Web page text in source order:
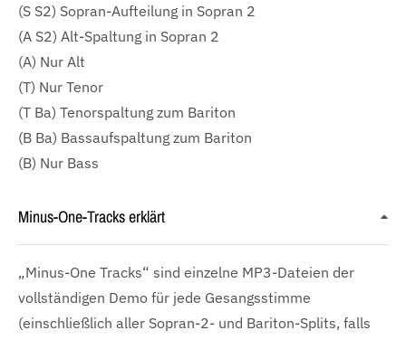
(S S2) Sopran-Aufteilung in Sopran 2
(A S2) Alt-Spaltung in Sopran 2
(A) Nur Alt
(T) Nur Tenor
(T Ba) Tenorspaltung zum Bariton
(B Ba) Bassaufspaltung zum Bariton
(B) Nur Bass
Minus-One-Tracks erklärt
„Minus-One Tracks“ sind einzelne MP3-Dateien der
vollständigen Demo für jede Gesangsstimme
(einschließlich aller Sopran-2- und Bariton-Splits, falls